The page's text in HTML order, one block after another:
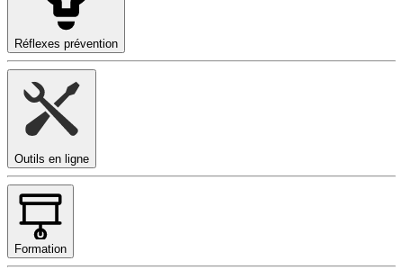
Réflexes prévention
Outils en ligne
Formation